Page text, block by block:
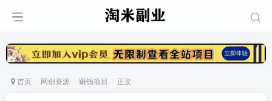
首页 网创资源 赚钱项目 正文